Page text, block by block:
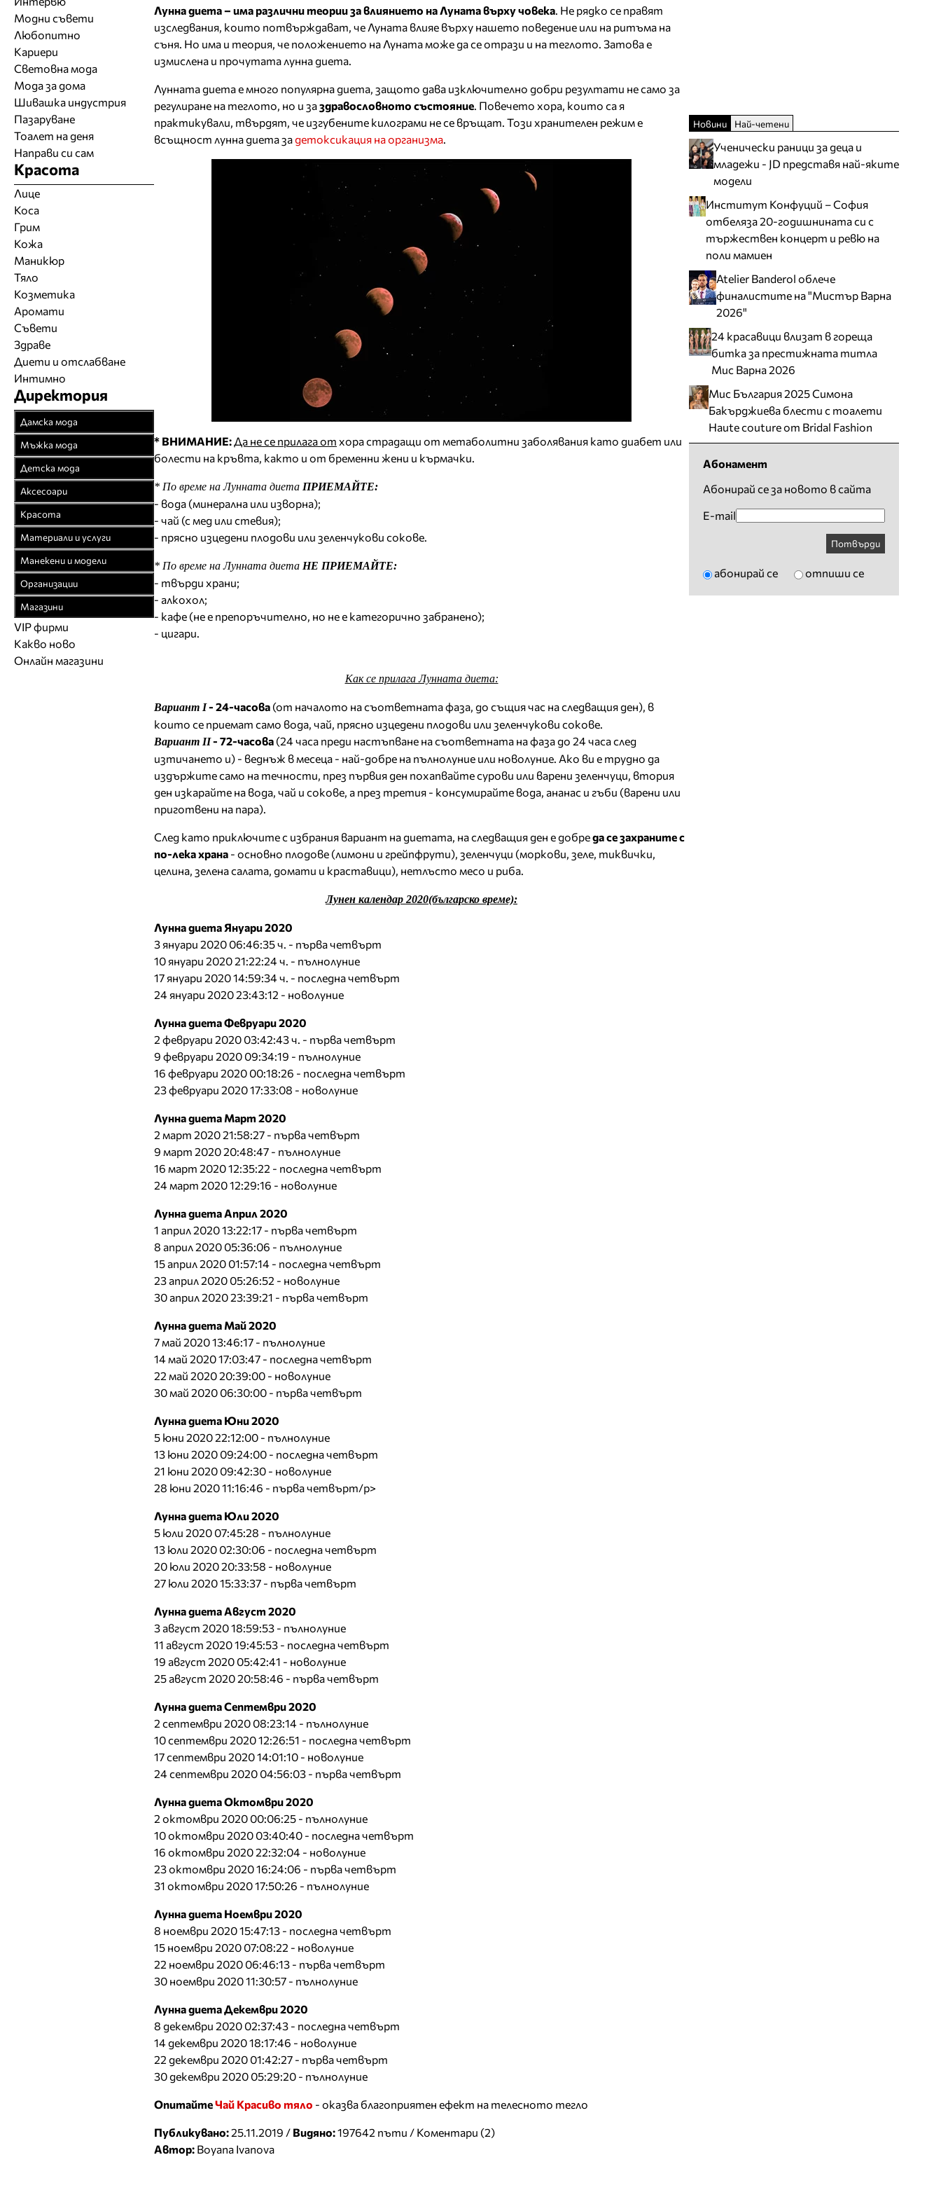
Лунна диета – има различни теории за влиянието на Луната върху човека . Не рядко се правят
изследвания, които потвърждават, че Луната влияе върху нашето поведение или на ритъма на
съня. Но има и теория, че положението на Луната може да се отрази и на теглото. Затова е
измислена и прочутата лунна диета.
Лунната диета е много популярна диета, защото дава изключително добри резултати не само за
регулиране на теглото, но и заздравословното състояние . Повечето хора, които са я
практикували, твърдят, че изгубените килограми не се връщат. Този хранителен режим е
всъщност лунна диета задетоксикация на организма
* ВНИМАНИЕ: Да не се прилага от хора страдащи от метаболитни заболявания като диабет или
болести на кръвта, както и от бременни жени и кърмачки.
* По време на Лунната диета ПРИЕМАЙТЕ:
- вода (минерална или изворна);
- чай (с мед или стевия);
- прясно изцедени плодови или зеленчукови сокове.
* По време на Лунната диета НЕ ПРИЕМАЙТЕ:
- твърди храни;
- алкохол;
- кафе (не е препоръчително, но не е категорично забранено);
- цигари.
Как се прилага Лунната диета:
Вариант І- 24-часова (от началото на съответната фаза, до същия час на следващия ден), в
които се приемат само вода, чай, прясно изцедени плодови или зеленчукови сокове.
Вариант ІІ- 72-часова (24 часа преди настъпване на съответната на фаза до 24 часа след
изтичането и) - веднъж в месеца - най-добре на пълнолуние или новолуние. Ако ви е трудно да
издържите само на течности, през първия ден похапвайте сурови или варени зеленчуци, втория
ден изкарайте на вода, чай и сокове, а през третия - консумирайте вода, ананас и гъби (варени или
приготвени на пара).
След като приключите с избрания вариант на диетата, на следващия ден е добреда се захраните с
по-лека храна - основно плодове (лимони и грейпфрути), зеленчуци (моркови, зеле, тиквички,
целина, зелена салата, домати и краставици), нетлъсто месо и риба.
Лунен календар 2020(българско време):
Лунна диета Януари 2020
3 януари 2020 06:46:35 ч. - първа четвърт
10 януари 2020 21:22:24 ч. - пълнолуние
17 януари 2020 14:59:34 ч. - последна четвърт
24 януари 2020 23:43:12 - новолуние
Лунна диета Февруари 2020
2 февруари 2020 03:42:43 ч. - първа четвърт
9 февруари 2020 09:34:19 - пълнолуние
16 февруари 2020 00:18:26 - последна четвърт
23 февруари 2020 17:33:08 - новолуние
Лунна диета Март 2020
2 март 2020 21:58:27 - първа четвърт
9 март 2020 20:48:47 - пълнолуние
16 март 2020 12:35:22 - последна четвърт
24 март 2020 12:29:16 - новолуние
Лунна диета Април 2020
1 април 2020 13:22:17 - първа четвърт
8 април 2020 05:36:06 - пълнолуние
15 април 2020 01:57:14 - последна четвърт
23 април 2020 05:26:52 - новолуние
30 април 2020 23:39:21 - първа четвърт
Лунна диета Май 2020
7 май 2020 13:46:17 - пълнолуние
14 май 2020 17:03:47 - последна четвърт
22 май 2020 20:39:00 - новолуние
30 май 2020 06:30:00 - първа четвърт
Лунна диета Юни 2020
5 юни 2020 22:12:00 - пълнолуние
13 юни 2020 09:24:00 - последна четвърт
21 юни 2020 09:42:30 - новолуние
28 юни 2020 11:16:46 - първа четвърт/p>
Лунна диета Юли 2020
5 юли 2020 07:45:28 - пълнолуние
13 юли 2020 02:30:06 - последна четвърт
20 юли 2020 20:33:58 - новолуние
27 юли 2020 15:33:37 - първа четвърт
Лунна диета Август 2020
3 август 2020 18:59:53 - пълнолуние
11 август 2020 19:45:53 - последна четвърт
19 август 2020 05:42:41 - новолуние
25 август 2020 20:58:46 - първа четвърт
Лунна диета Септември 2020
2 септември 2020 08:23:14 - пълнолуние
10 септември 2020 12:26:51 - последна четвърт
17 септември 2020 14:01:10 - новолуние
24 септември 2020 04:56:03 - първа четвърт
Лунна диета Октомври 2020
2 октомври 2020 00:06:25 - пълнолуние
10 октомври 2020 03:40:40 - последна четвърт
16 октомври 2020 22:32:04 - новолуние
23 октомври 2020 16:24:06 - първа четвърт
31 октомври 2020 17:50:26 - пълнолуние
Лунна диета Ноември 2020
8 ноември 2020 15:47:13 - последна четвърт
15 ноември 2020 07:08:22 - новолуние
22 ноември 2020 06:46:13 - първа четвърт
30 ноември 2020 11:30:57 - пълнолуние
Лунна диета Декември 2020
8 декември 2020 02:37:43 - последна четвърт
14 декември 2020 18:17:46 - новолуние
22 декември 2020 01:42:27 - първа четвърт
30 декември 2020 05:29:20 - пълнолуние
ОпитайтеЧай Красиво тяло - оказва благоприятен ефект на телесното тегло
Публикувано:25.11.2019 / Видяно:197642 пъти / Коментари (2)
Автор: Boyana Ivanova
Модни съвети
Любопитно
Кариери
Световна мода
Мода за дома
Шивашка индустрия
Пазаруване
Тоалет на деня
Направи си сам
Красота
Лице
Коса
Грим
Кожа
Маникюр
Тяло
Козметика
Аромати
Съвети
Здраве
Диети и отслабване
Интимно
Директория
Дамска мода
Връхни облекла
Официални облекла
Булчински рокли
Спортни облекла
Плетени облекла
Кожени облекла
Рисувана коприна
Чорапогащи
Бельо
Бански костюми
Модни дизайнери
Бутици
Мъжка мода
Връхни облекла
Официални облекла
Спортни облекла
Дънкови облекла
Кожени облекла
Вратовръзки
Бански
Бельо
Детска мода
Детски дрехи
Бебешки дрехи
Младежки дрехи
Аксесоари
Бижута
Чанти
Колани
Чорапи
Шапки
Часовници
Обувки
Други аксесоари
Красота
Парфюмерия
Козметика
Фризьорство
Салони за красота
Естетична хирургия
Солариуми
Фитнес и здраве
Материали и услуги
Текстил
Спомагателни
материали
Закачалки, щендери
Работа на ишлеме
CAD/CAM услуги
Манекени и модели
Агенции за модели
Модна фотография
Модели
Организации
Браншови съюзи
Образователни
Модни списания
Сватбени агенции
Магазини
Магазини за дрехи
Магазини за обувки
Магазини за aксесоари
VIP фирми
Какво ново
Онлайн магазини
Новини Най-четени
Ученически раници за деца и
младежи - JD представя най-яките
модели
Институт Конфуций – София
отбеляза 20-годишнината си с
тържествен концерт и ревю на
поли мамиен
Atelier Banderol облече
финалистите на "Мистър Варна
2026"
24 красавици влизат в гореща
битка за престижната титла
Мис Варна 2026
Мис България 2025 Симона
Бакърджиева блести с тоалети
Haute couture от Bridal Fashion
Абонамент
Абонирай се за новото в сайта
E-mail
Потвърди
абонирай се отпиши се